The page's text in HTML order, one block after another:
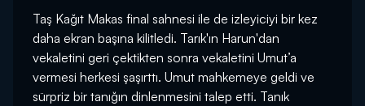
Taş Kağıt Makas final sahnesi ile de izleyiciyi bir kez
daha ekran başına kilitledi. Tarık'ın Harun'dan
vekaletini geri çektikten sonra vekaletini Umut’a
vermesi herkesi şaşırttı. Umut mahkemeye geldi ve
sürpriz bir tanığın dinlenmesini talep etti. Tanık